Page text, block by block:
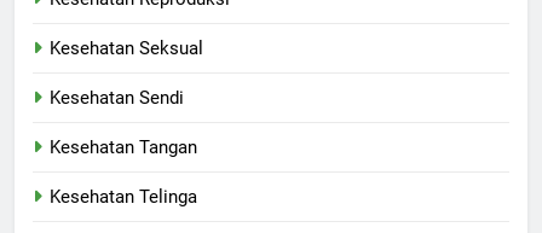
Kesehatan Seksual
Kesehatan Sendi
Kesehatan Tangan
Kesehatan Telinga